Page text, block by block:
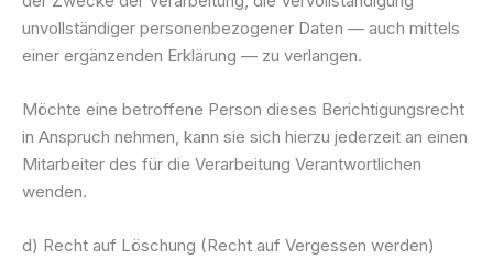
unvollständiger personenbezogener Daten — auch mittels
einer ergänzenden Erklärung — zu verlangen.
Möchte eine betroffene Person dieses Berichtigungsrecht
in Anspruch nehmen, kann sie sich hierzu jederzeit an einen
Mitarbeiter des für die Verarbeitung Verantwortlichen
wenden.
d) Recht auf Löschung (Recht auf Vergessen werden)